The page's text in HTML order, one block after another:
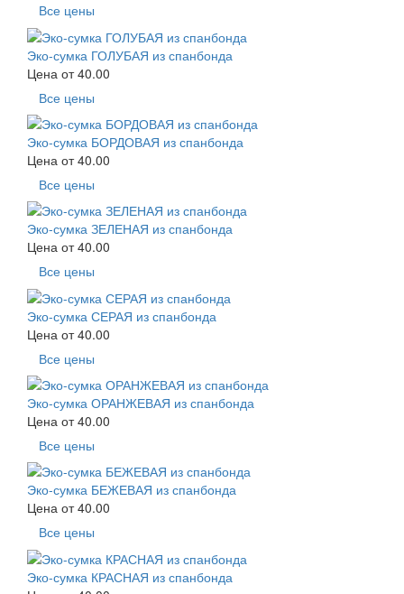
Все цены
Эко-сумка ГОЛУБАЯ из спанбонда
Цена от40.00
Все цены
Эко-сумка БОРДОВАЯ из спанбонда
Цена от40.00
Все цены
Эко-сумка ЗЕЛЕНАЯ из спанбонда
Цена от40.00
Все цены
Эко-сумка СЕРАЯ из спанбонда
Цена от40.00
Все цены
Эко-сумка ОРАНЖЕВАЯ из спанбонда
Цена от40.00
Все цены
Эко-сумка БЕЖЕВАЯ из спанбонда
Цена от40.00
Все цены
Эко-сумка КРАСНАЯ из спанбонда